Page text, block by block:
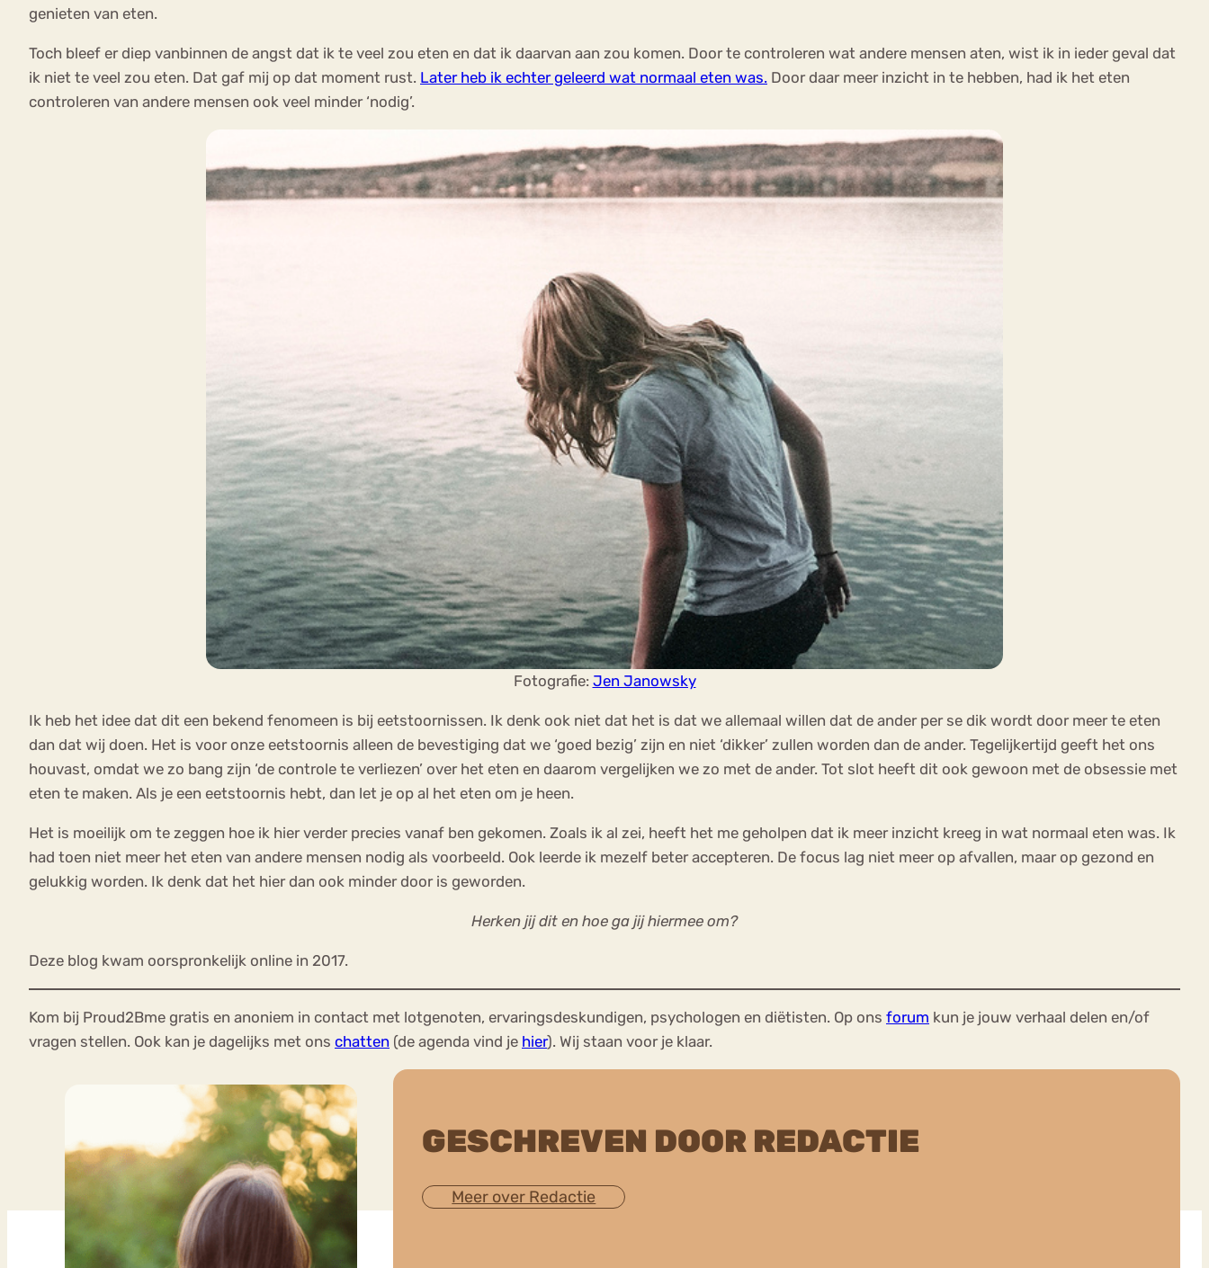
genieten van eten.
Toch bleef er diep vanbinnen de angst dat ik te veel zou eten en dat ik daarvan aan zou komen. Door te controleren wat andere mensen aten, wist ik in ieder geval dat
ik niet te veel zou eten. Dat gaf mij op dat moment rust. Later heb ik echter geleerd wat normaal eten was. Door daar meer inzicht in te hebben, had ik het eten
controleren van andere mensen ook veel minder ‘nodig’.
Fotografie: Jen Janowsky
Ik heb het idee dat dit een bekend fenomeen is bij eetstoornissen. Ik denk ook niet dat het is dat we allemaal willen dat de ander per se dik wordt door meer te eten
dan dat wij doen. Het is voor onze eetstoornis alleen de bevestiging dat we ‘goed bezig’ zijn en niet ‘dikker’ zullen worden dan de ander. Tegelijkertijd geeft het ons
houvast, omdat we zo bang zijn ‘de controle te verliezen’ over het eten en daarom vergelijken we zo met de ander. Tot slot heeft dit ook gewoon met de obsessie met
eten te maken. Als je een eetstoornis hebt, dan let je op al het eten om je heen.
Het is moeilijk om te zeggen hoe ik hier verder precies vanaf ben gekomen. Zoals ik al zei, heeft het me geholpen dat ik meer inzicht kreeg in wat normaal eten was. Ik
had toen niet meer het eten van andere mensen nodig als voorbeeld. Ook leerde ik mezelf beter accepteren. De focus lag niet meer op afvallen, maar op gezond en
gelukkig worden. Ik denk dat het hier dan ook minder door is geworden.
Herken jij dit en hoe ga jij hiermee om?
Deze blog kwam oorspronkelijk online in 2017.
Kom bij Proud2Bme gratis en anoniem in contact met lotgenoten, ervaringsdeskundigen, psychologen en diëtisten. Op ons forum kun je jouw verhaal delen en/of
vragen stellen. Ook kan je dagelijks met ons chatten (de agenda vind je hier). Wij staan voor je klaar.
GESCHREVEN DOOR REDACTIE
Meer over Redactie